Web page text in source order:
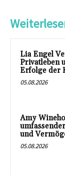
Lia Engel
Privatleben
Erfolge der
05.08.2026
Amy
und
05.08.2026